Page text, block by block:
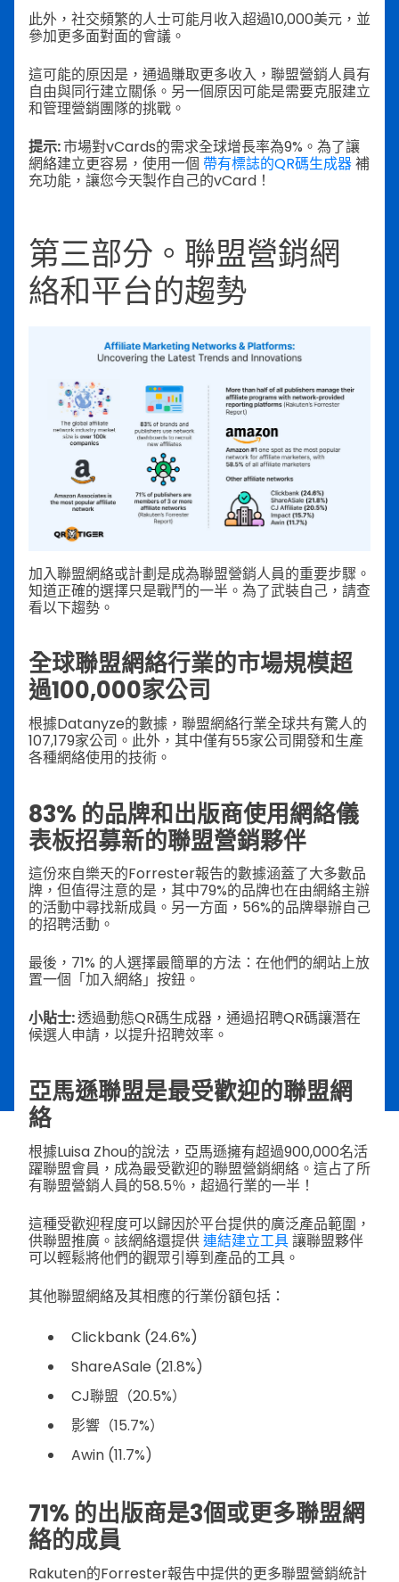
此外，社交頻繁的人士可能月收入超過10,000美元，並
參加更多面對面的會議。
這可能的原因是，通過賺取更多收入，聯盟營銷人員有
自由與同行建立關係。另一個原因可能是需要克服建立
和管理營銷團隊的挑戰。
提示:市場對vCards的需求全球增長率為9%。為了讓
網絡建立更容易，使用一個 帶有標誌的QR碼生成器補
充功能，讓您今天製作自己的vCard！
第三部分。聯盟營銷網
絡和平台的趨勢
加入聯盟網絡或計劃是成為聯盟營銷人員的重要步驟。
知道正確的選擇只是戰鬥的一半。為了武裝自己，請查
看以下趨勢。
全球聯盟網絡行業的市場規模超
過100,000家公司
根據Datanyze的數據，聯盟網絡行業全球共有驚人的
107,179家公司。此外，其中僅有55家公司開發和生產
各種網絡使用的技術。
83% 的品牌和出版商使用網絡儀
表板招募新的聯盟營銷夥伴
這份來自樂天的Forrester報告的數據涵蓋了大多數品
牌，但值得注意的是，其中79%的品牌也在由網絡主辦
的活動中尋找新成員。另一方面，56%的品牌舉辦自己
的招聘活動。
最後，71% 的人選擇最簡單的方法：在他們的網站上放
置一個「加入網絡」按鈕。
小貼士:透過動態QR碼生成器，通過招聘QR碼讓潛在
候選人申請，以提升招聘效率。
亞馬遜聯盟是最受歡迎的聯盟網
絡
根據Luisa Zhou的說法，亞馬遜擁有超過900,000名活
躍聯盟會員，成為最受歡迎的聯盟營銷網絡。這占了所
有聯盟營銷人員的58.5％，超過行業的一半！
這種受歡迎程度可以歸因於平台提供的廣泛產品範圍，
供聯盟推廣。該網絡還提供連結建立工具讓聯盟夥伴
可以輕鬆將他們的觀眾引導到產品的工具。
其他聯盟網絡及其相應的行業份額包括：
Clickbank (24.6%)
ShareASale (21.8%)
CJ聯盟（20.5%）
影響（15.7%）
Awin (11.7%)
71% 的出版商是3個或更多聯盟網
絡的成員
Rakuten的Forrester報告中提供的更多聯盟營銷統計